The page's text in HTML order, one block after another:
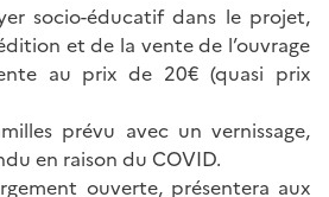
socio-éducatif dans le projet,
et de la vente de l’ouvrage
au prix de 20€ (quasi prix
prévu avec un vernissage,
en raison du COVID.
ouverte, présentera aux